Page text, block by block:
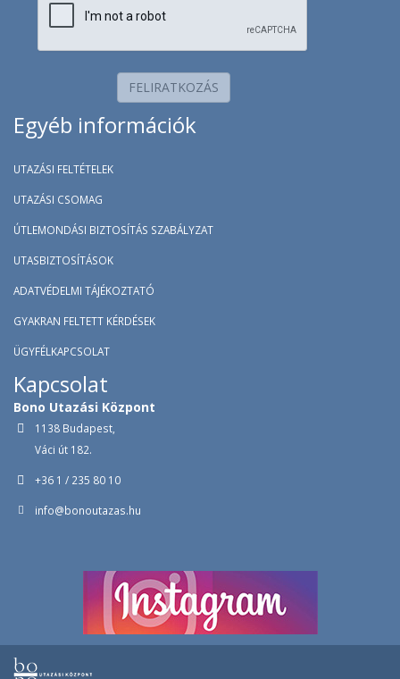
FELIRATKOZÁS
Egyéb információk
UTAZÁSI FELTÉTELEK
UTAZÁSI CSOMAG
ÚTLEMONDÁSI BIZTOSÍTÁS SZABÁLYZAT
UTASBIZTOSÍTÁSOK
ADATVÉDELMI TÁJÉKOZTATÓ
GYAKRAN FELTETT KÉRDÉSEK
ÜGYFÉLKAPCSOLAT
Kapcsolat
Bono Utazási Központ
1138 Budapest,
Váci út 182.
+36 1 / 235 80 10
info@bonoutazas.hu